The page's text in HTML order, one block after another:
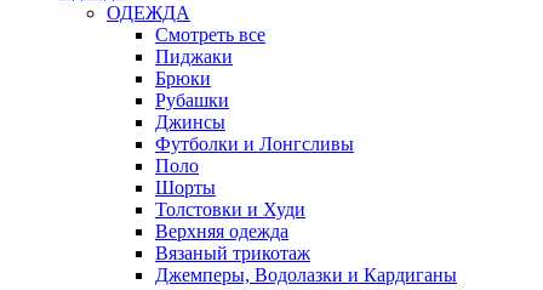
ОДЕЖДА
Смотреть все
Пиджаки
Брюки
Рубашки
Джинсы
Футболки и Лонгсливы
Поло
Шорты
Толстовки и Худи
Верхняя одежда
Вязаный трикотаж
Джемперы, Водолазки и Кардиганы